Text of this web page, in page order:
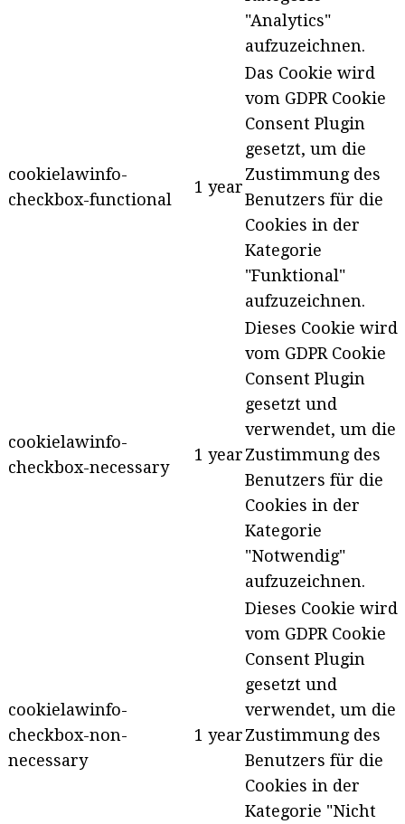
"Analytics"
aufzuzeichnen.
cookielawinfo-
checkbox-functional
1 year
Das Cookie wird
vom GDPR Cookie
Consent Plugin
gesetzt, um die
Zustimmung des
Benutzers für die
Cookies in der
Kategorie
"Funktional"
aufzuzeichnen.
cookielawinfo-
checkbox-necessary
1 year
Dieses Cookie wird
vom GDPR Cookie
Consent Plugin
gesetzt und
verwendet, um die
Zustimmung des
Benutzers für die
Cookies in der
Kategorie
"Notwendig"
aufzuzeichnen.
cookielawinfo-
checkbox-non-
necessary
1 year
Dieses Cookie wird
vom GDPR Cookie
Consent Plugin
gesetzt und
verwendet, um die
Zustimmung des
Benutzers für die
Cookies in der
Kategorie "Nicht